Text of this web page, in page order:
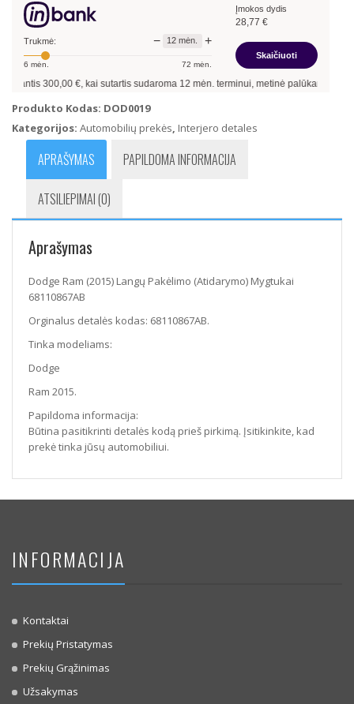
Langų
Pakėlimo
(Atidarymo)
Mygtukai
Trukmė: − 12 mėn. +
6 mėn. 72 mėn.
Įmokos dydis
28,77 €
Skaičiuoti
300,00€, kai sutartis sudaroma12mėn. terminui, metinė palūkanų norma –
Produkto Kodas: DOD0019
Kategorijos: Automobilių prekės Interjero detales
APRAŠYMAS PAPILDOMA INFORMACIJA
ATSILIEPIMAI (0)
Aprašymas
Dodge Ram (2015) Langų Pakėlimo (Atidarymo) Mygtukai
68110867AB
Orginalus detalės kodas: 68110867AB.
Tinka modeliams:
Dodge
Ram 2015.
Papildoma informacija:
Būtina pasitikrinti detalės kodą prieš pirkimą. Įsitikinkite, kad
prekė tinka jūsų automobiliui.
INFORMACIJA
Kontaktai
Prekių Pristatymas
Prekių Grąžinimas
Užsakymas